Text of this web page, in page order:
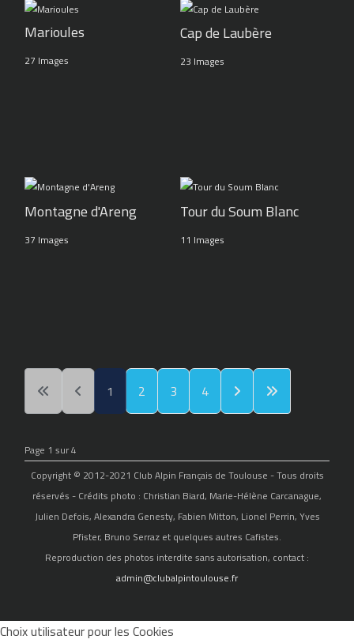
Marioules
27 Images
Cap de Laubère
23 Images
Montagne d'Areng
37 Images
Tour du Soum Blanc
11 Images
1 2 3 4
Page 1 sur 4
Copyright © 2012-2021 Club Alpin Français de Toulouse - Tous droits
réservés - Crédits photo : Christian Biard, Marie-Hélène Carcanague,
Julien Defois, Alexandra Genesty, Fabien Mitton, Lionel Perrin, Yves
Pfister, Bruno Serraz et quelques autres Cafistes.
Reproduction des photos interdite sans autorisation, contact :
admin@clubalpintoulouse.fr
Choix utilisateur pour les Cookies